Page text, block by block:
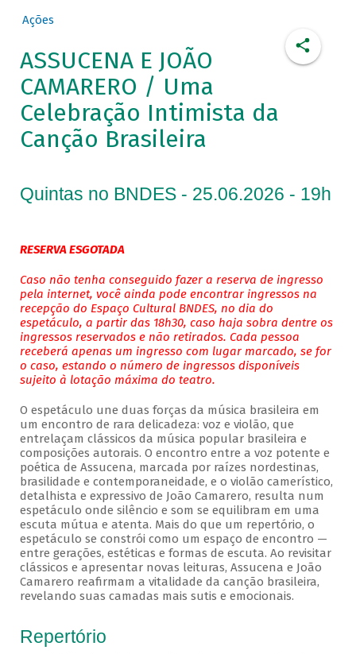
Ações
ASSUCENA E JOÃO
CAMARERO / Uma
Celebração Intimista da
Canção Brasileira
Quintas no BNDES - 25.06.2026 - 19h
RESERVA ESGOTADA
Caso não tenha conseguido fazer a reserva de ingresso
pela internet, você ainda pode encontrar ingressos na
recepção do Espaço Cultural BNDES, no dia do
espetáculo, a partir das 18h30, caso haja sobra dentre os
ingressos reservados e não retirados. Cada pessoa
receberá apenas um ingresso com lugar marcado, se for
o caso, estando o número de ingressos disponíveis
sujeito à lotação máxima do teatro.
O espetáculo une duas forças da música brasileira em
um encontro de rara delicadeza: voz e violão, que
entrelaçam clássicos da música popular brasileira e
composições autorais. O encontro entre a voz potente e
poética de Assucena, marcada por raízes nordestinas,
brasilidade e contemporaneidade, e o violão camerístico,
detalhista e expressivo de João Camarero, resulta num
espetáculo onde silêncio e som se equilibram em uma
escuta mútua e atenta. Mais do que um repertório, o
espetáculo se constrói como um espaço de encontro —
entre gerações, estéticas e formas de escuta. Ao revisitar
clássicos e apresentar novas leituras, Assucena e João
Camarero reafirmam a vitalidade da canção brasileira,
revelando suas camadas mais sutis e emocionais.
Repertório